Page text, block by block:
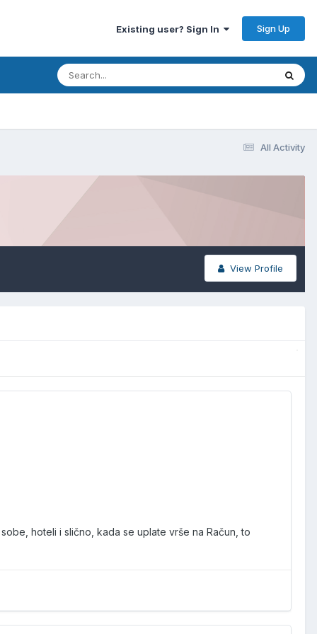
Existing user? Sign In Sign Up
All Activity
View Profile
hoteli i slično, kada se uplate vrše na Račun, to